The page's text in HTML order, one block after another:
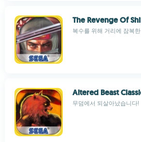
The Revenge Of
복수를 위해 거리에 잠복
Altered Beast
무덤에서 되살아났습니다!